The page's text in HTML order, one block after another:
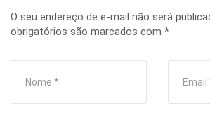
O seu endereço de e-mail não será
obrigatórios são marcados com *